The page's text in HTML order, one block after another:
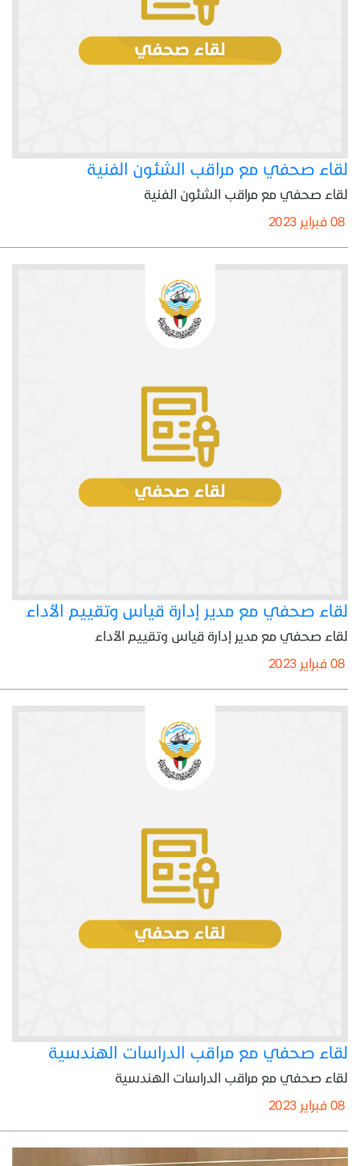
لقاء صحفي مع مراقب الشئون الفنية
لقاء صحفي مع مراقب الشئون الفنية
لقاء صحفي مع مدير إدارة قياس وتقييم الأداء
لقاء صحفي مع مدير إدارة قياس وتقييم الأداء
لقاء صحفي مع مراقب الدراسات الهندسية
لقاء صحفي مع مراقب الدراسات الهندسية